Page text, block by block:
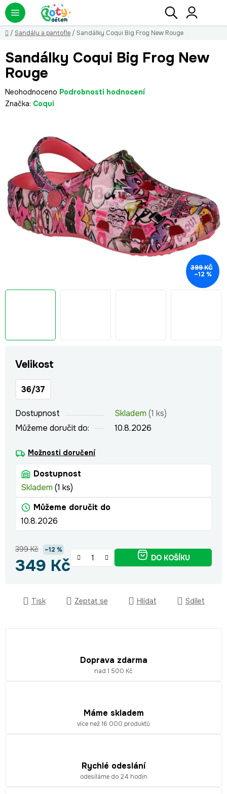
Přejít
na
obsah
Hledat
Domů
/ Sandály a pantofle / Sandálky Coqui Big Frog New Rouge
Velikost
36/37
Dostupnost Skladem (1 ks)
Můžeme doručit do:
10.8.2026
Možnosti doručení
Dostupnost
Skladem (1 ks)
Můžeme doručit do
10.8.2026
399 Kč –12 %
349 Kč DO KOŠÍKU
Tisk Zeptat se Hlídat Sdílet
Sandálky Coqui Big Frog New
Rouge
Průměrné
hodnocení
hvězdiček.
Neohodnoceno Podrobnosti hodnocení
Značka: Coqui
399 KČ
–12 %
Doprava zdarma
nad 1 500 Kč
Máme skladem
více než 16 000 produktů
Rychlé odeslání
odesíláme do 24 hodin